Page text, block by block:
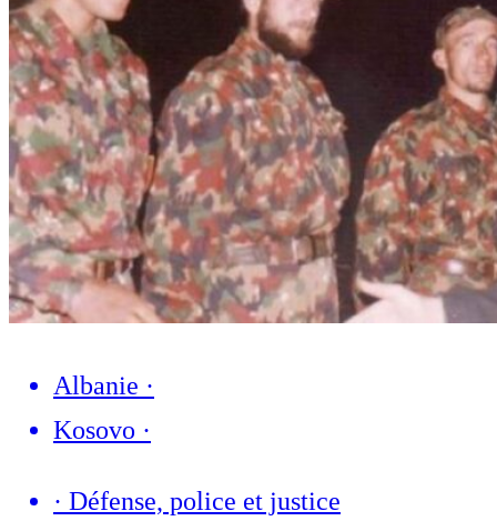
Albanie ·
Kosovo ·
· Défense, police et justice